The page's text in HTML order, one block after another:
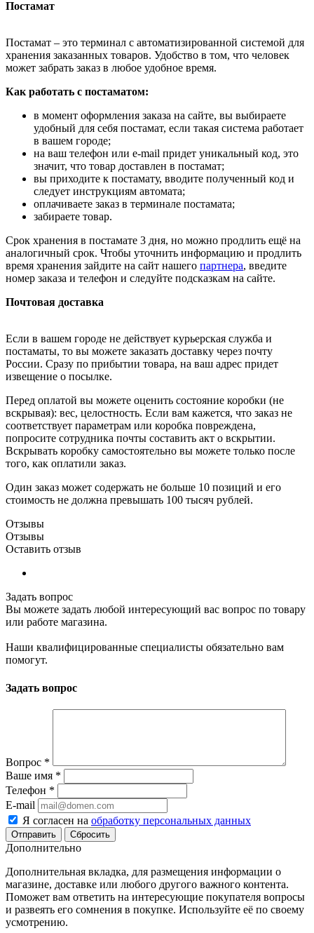
Постамат
Постамат – это терминал с автоматизированной системой для
хранения заказанных товаров. Удобство в том, что человек
может забрать заказ в любое удобное время.
Как работать с постаматом:
в момент оформления заказа на сайте, вы выбираете
удобный для себя постамат, если такая система работает
в вашем городе;
на ваш телефон или e-mail придет уникальный код, это
значит, что товар доставлен в постамат;
вы приходите к постамату, вводите полученный код и
следует инструкциям автомата;
оплачиваете заказ в терминале постамата;
забираете товар.
Срок хранения в постамате 3 дня, но можно продлить ещё на
аналогичный срок. Чтобы уточнить информацию и продлить
время хранения зайдите на сайт нашего партнера, введите
номер заказа и телефон и следуйте подсказкам на сайте.
Почтовая доставка
Если в вашем городе не действует курьерская служба и
постаматы, то вы можете заказать доставку через почту
России. Сразу по прибытии товара, на ваш адрес придет
извещение о посылке.
Перед оплатой вы можете оценить состояние коробки (не
вскрывая): вес, целостность. Если вам кажется, что заказ не
соответствует параметрам или коробка повреждена,
попросите сотрудника почты составить акт о вскрытии.
Вскрывать коробку самостоятельно вы можете только после
того, как оплатили заказ.
Один заказ может содержать не больше 10 позиций и его
стоимость не должна превышать 100 тысяч рублей.
Отзывы
Отзывы
Оставить отзыв
Задать вопрос
Вы можете задать любой интересующий вас вопрос по товару
или работе магазина.
Наши квалифицированные специалисты обязательно вам
помогут.
Задать вопрос
Вопрос *
Ваше имя *
Телефон *
E-mail
Я согласен на обработку персональных данных
Сбросить
Дополнительно
Дополнительная вкладка, для размещения информации о
магазине, доставке или любого другого важного контента.
Поможет вам ответить на интересующие покупателя вопросы
и развеять его сомнения в покупке. Используйте её по своему
усмотрению.